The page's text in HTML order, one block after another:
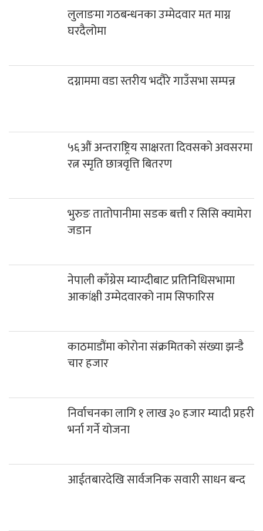
लुलाङमा गठबन्धनका उम्मेदवार मत माग्न
घरदैलोमा
दग्नाममा वडा स्तरीय भदौरे गाउँसभा सम्पन्न
५६औं अन्तराष्ट्रिय साक्षरता दिवसको अवसरमा
रत्न स्मृति छात्रवृत्ति बितरण
भुरुङ तातोपानीमा सडक बत्ती र सिसि क्यामेरा
जडान
नेपाली काँग्रेस म्याग्दीबाट प्रतिनिधिसभामा
आकांक्षी उम्मेदवारको नाम सिफारिस
काठमाडौंमा कोरोना संक्रमितको संख्या झन्डै
चार हजार
निर्वाचनका लागि १ लाख ३० हजार म्यादी प्रहरी
भर्ना गर्ने योजना
आईतबारदेखि सार्वजनिक सवारी साधन बन्द